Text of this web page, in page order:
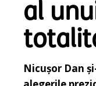
al
Nicușor Dan